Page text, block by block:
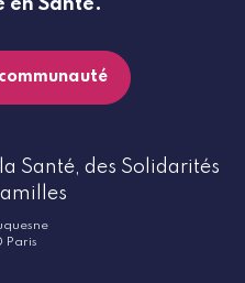
en Santé.
Santé, des Solidarités
Paris